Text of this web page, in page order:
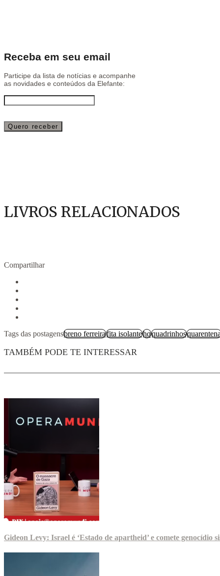
Receba em seu email
Participe da lista de notícias e acompanhe
as novidades e conteúdos da Elefante:
LIVROS RELACIONADOS
Compartilhar
Tags das postagensbreno ferreirafita isolantehqquadrinhos
TAMBÉM PODE TE INTERESSAR
Gideon Levy: Israel é ‘Estado de apartheid’ e comete genocídio